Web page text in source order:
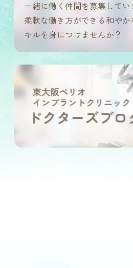
一緒に働く仲間を募集してい
柔軟な働き方ができる和や
キルを身につけませんか？